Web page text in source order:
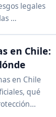
legales
…
en Chile:
en Chile
qué